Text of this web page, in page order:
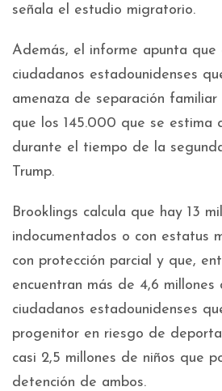
señala el estudio migratorio.
Además, el informe apunta que
ciudadanos estadounidenses
amenaza de separación familiar
que los 145.000 que se estima
durante el tiempo de la
Trump.
Brooklings calcula que hay 13
indocumentados o con estatus
con protección parcial y que,
encuentran más de 4,6 millones
ciudadanos estadounidenses
progenitor en riesgo de
casi 2,5 millones de niños que
detención de ambos.